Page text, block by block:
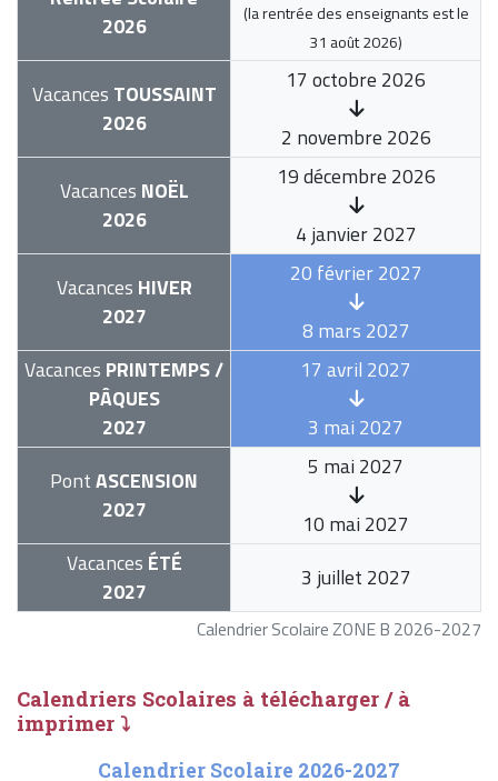
Calendrier Scolaire ZONE B 2026-2027
2026
(la rentrée des enseignants est le
31 août 2026)
Vacances TOUSSAINT
2026
17 octobre 2026
2 novembre 2026
Vacances NOËL
2026
19 décembre 2026
4 janvier 2027
Vacances HIVER
2027
20 février 2027
8 mars 2027
Vacances PRINTEMPS /
PÂQUES
2027
17 avril 2027
3 mai 2027
PontASCENSION
2027
5 mai 2027
10 mai 2027
Vacances ÉTÉ
2027
3 juillet 2027
Calendriers Scolaires à télécharger / à
imprimer ⤵
Calendrier Scolaire 2026-2027